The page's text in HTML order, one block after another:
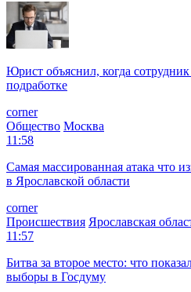
Юрист объяснил, когда
подработке
corner
Общество Москва
11:58
Самая массированная атака что
в Ярославской области
corner
Происшествия Ярославская
11:57
Битва за второе место: что
выборы в Госдуму